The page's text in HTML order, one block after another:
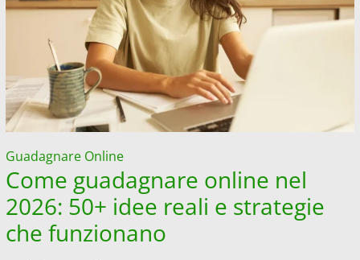
quanto
guadagna:
patrimonio
milionario
Guadagnare Online
Come guadagnare online nel
2026: 50+ idee reali e strategie
che funzionano